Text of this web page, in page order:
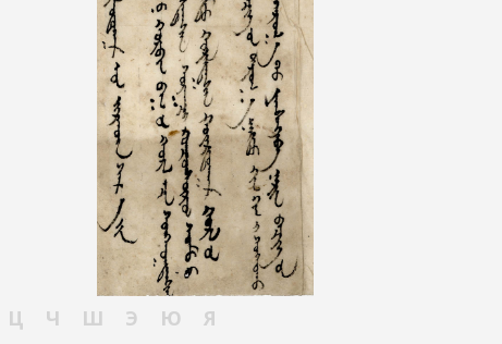
Ц Ч Ш Э Ю Я